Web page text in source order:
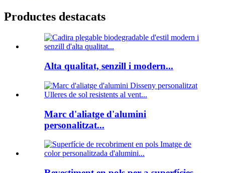
Productes destacats
Alta qualitat, senzill i modern...
Marc d'aliatge d'alumini
personalitzat...